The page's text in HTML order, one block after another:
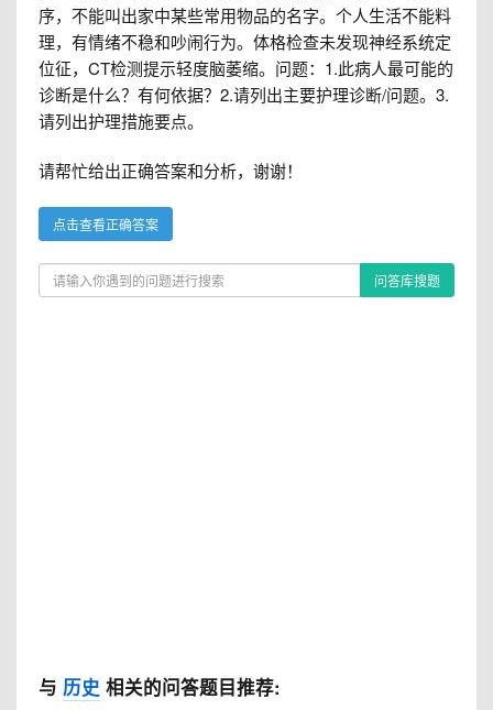
序，不能叫出家中某些常用物品的名字。个人生活不能料
理，有情绪不稳和吵闹行为。体格检查未发现神经系统定
位征，CT检测提示轻度脑萎缩。问题：1.此病人最可能的
诊断是什么？有何依据？2.请列出主要护理诊断/问题。3.
请列出护理措施要点。
请帮忙给出正确答案和分析，谢谢！
点击查看正确答案
问答库搜题
与 历史 相关的问答题目推荐: